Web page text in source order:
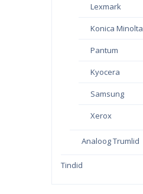
Lexmark
Konica Minolta
Pantum
Kyocera
Samsung
Xerox
Analoog Trumlid
Tindid